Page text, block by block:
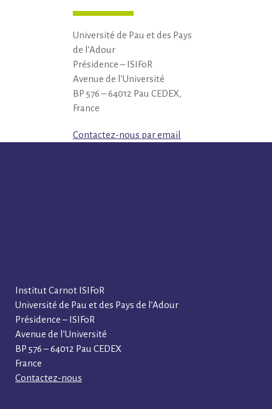
Université de Pau et des Pays
de l’Adour
Présidence – ISIFoR
Avenue de l’Université
BP 576 – 64012 Pau CEDEX,
France
Contactez-nous par email
Institut Carnot ISIFoR
Université de Pau et des Pays de l’Adour
Présidence – ISIFoR
Avenue de l’Université
BP 576 – 64012 Pau CEDEX
France
Contactez-nous